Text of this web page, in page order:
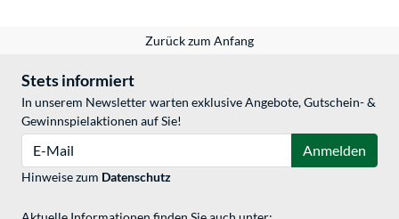
Zurück zum Anfang
Stets informiert
In unserem Newsletter warten exklusive Angebote, Gutschein- &
Gewinnspielaktionen auf Sie!
Anmelden
Hinweise zum Datenschutz